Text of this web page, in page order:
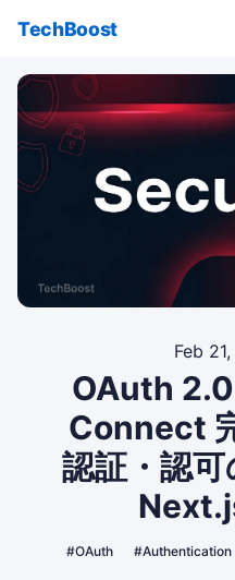
TechBoost
Feb
OAuth
Connect
認証・認可
#OAuth #Authentication